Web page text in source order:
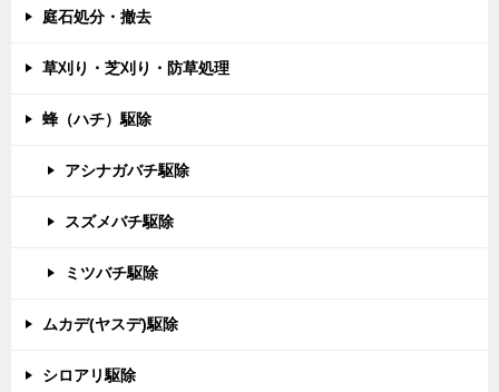
庭石処分・撤去
草刈り・芝刈り・防草処理
蜂（ハチ）駆除
アシナガバチ駆除
スズメバチ駆除
ミツバチ駆除
ムカデ(ヤスデ)駆除
シロアリ駆除